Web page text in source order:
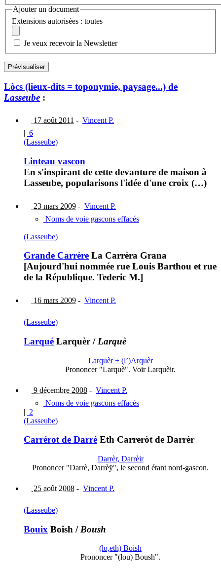
Ajouter un document
Extensions autorisées : toutes
Je veux recevoir la Newsletter
Lòcs (lieux-dits = toponymie, paysage...) de
Lasseube :
17 août 2011 - Vincent P.
| 6
(Lasseube)
Linteau vascon
En s'inspirant de cette devanture de maison à
Lasseube, popularisons l'idée d'une croix (…)
23 mars 2009 - Vincent P.
Noms de voie gascons effacés
(Lasseube)
Grande Carrère La Carrèra Grana
[Aujourd'hui nommée rue Louis Barthou et rue
de la République. Tederic M.]
16 mars 2009 - Vincent P.
(Lasseube)
Larqué Larquèr / Larquè
Larquèr + (l’)Arquèr
Prononcer "Larquè". Voir Larquèir.
9 décembre 2008 - Vincent P.
Noms de voie gascons effacés
| 2
(Lasseube)
Carrérot de Darré Eth Carreròt de Darrèr
Darrèr, Darrèir
Prononcer "Darrè, Darrèÿ", le second étant nord-gascon.
25 août 2008 - Vincent P.
(Lasseube)
Bouix Boish / Boush
(lo,eth) Boish
Prononcer "(lou) Boush".